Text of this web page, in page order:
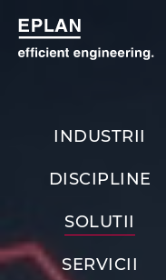
INDUSTRII
DISCIPLINE
SOLUTII
SERVICII